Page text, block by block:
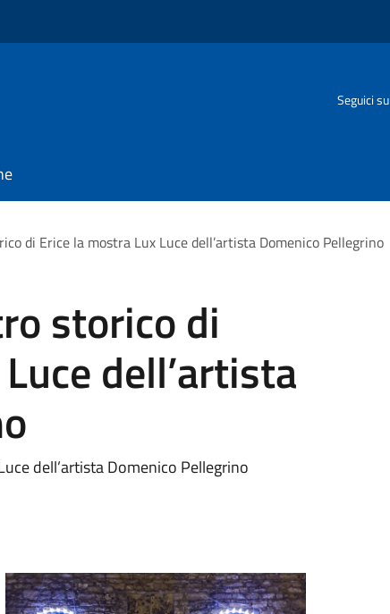
Seguici su
di Erice la mostra Lux Luce dell’artista Domenico Pellegrino
storico di
dell’artista
dell’artista Domenico Pellegrino